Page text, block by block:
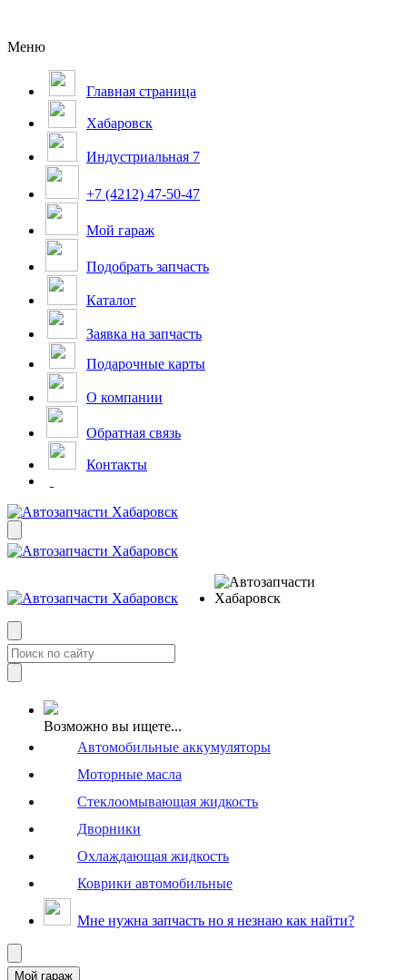
Меню
Главная страница
Хабаровск
Индустриальная 7
+7 (4212) 47-50-47
Мой гараж
Подобрать запчасть
Каталог
Заявка на запчасть
Подарочные карты
О компании
Обратная связь
Контакты
Возможно вы ищете...
Автомобильные аккумуляторы
Моторные масла
Стеклоомывающая жидкость
Дворники
Охлаждающая жидкость
Коврики автомобильные
Мне нужна запчасть но я незнаю как найти?